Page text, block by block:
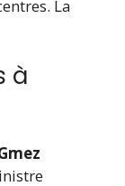
La
à